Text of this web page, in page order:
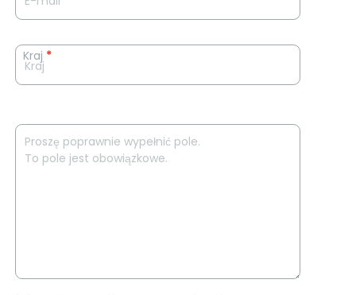
Kraj *